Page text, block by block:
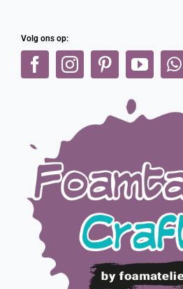
Volg ons op: